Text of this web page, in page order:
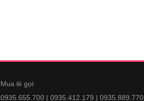
Mua lẻ gọi:
0935.655.700 | 0935.412.179 | 0935.889.770